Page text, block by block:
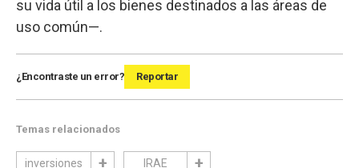
su vida útil a los bienes destinados a las áreas de
uso común—.
¿Encontraste un error? Reportar
Temas relacionados
inversiones IRAE